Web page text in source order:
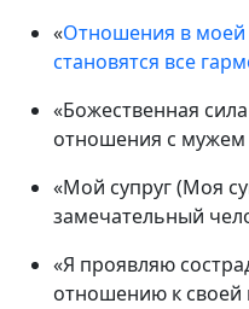
«Отношения в
становятся все
«Божественная
отношения с
«Мой супруг (Моя
замечательный
«Я проявляю
отношению к своей